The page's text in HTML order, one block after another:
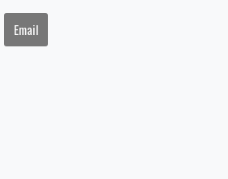
Email